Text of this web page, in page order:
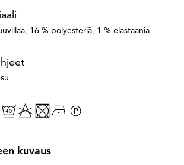
16 % polyesteriä, 1 % elastaania
kuvaus